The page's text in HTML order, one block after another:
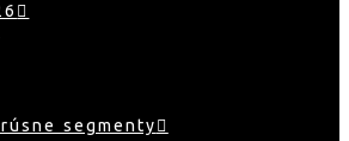
segmenty